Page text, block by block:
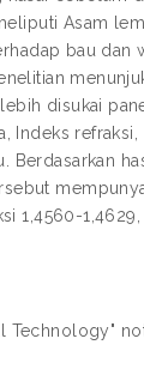
Asam
bau dan
disukai
Indeks refraksi,
1,4560-
Technology"